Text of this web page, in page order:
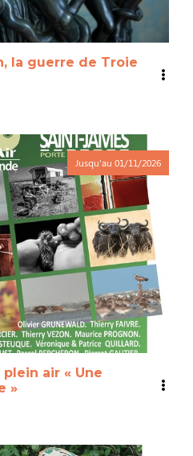
la guerre de Troie
Jusqu'au 01/11/2026
air « Une
»